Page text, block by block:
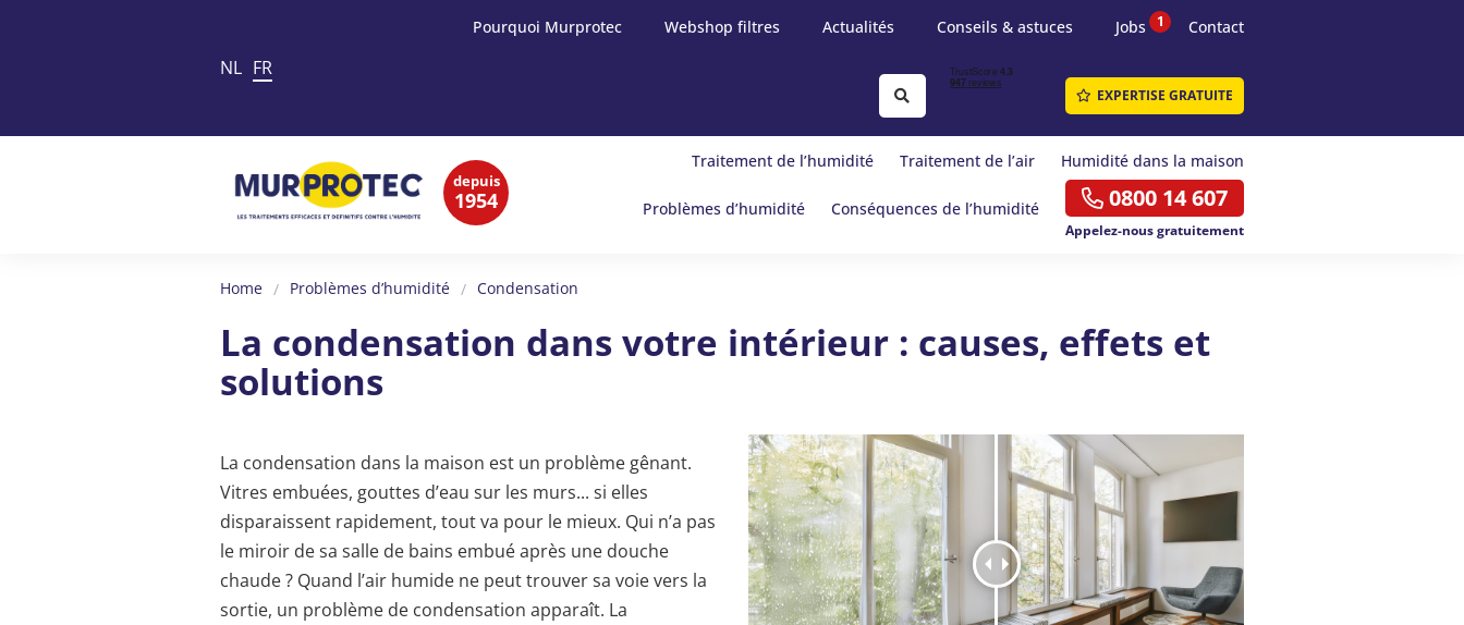
NL FR
Pourquoi Murprotec Webshop filtres Actualités Conseils & astuces Jobs 1 Contact
EXPERTISE GRATUITE
depuis
1954
Traitement de l’humidité Traitement de l’air Humidité dans la maison
Problèmes d’humidité Conséquences de l’humidité 0800 14 607
Appelez-nous gratuitement
Home Problèmes d’humidité Condensation
La condensation dans votre intérieur : causes, effets et
solutions
La condensation dans la maison est un problème gênant.
Vitres embuées, gouttes d’eau sur les murs... si elles
disparaissent rapidement, tout va pour le mieux. Qui n’a pas
le miroir de sa salle de bains embué après une douche
chaude ? Quand l’air humide ne peut trouver sa voie vers la
sortie, un problème de condensation apparaît. La